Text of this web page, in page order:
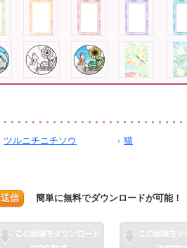
ツルニチニチソウ 猫
送信 簡単に無料でダウンロードが可能！